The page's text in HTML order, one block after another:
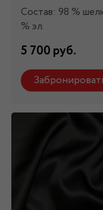
Состав: 98 %
% эл.
5 700 руб.